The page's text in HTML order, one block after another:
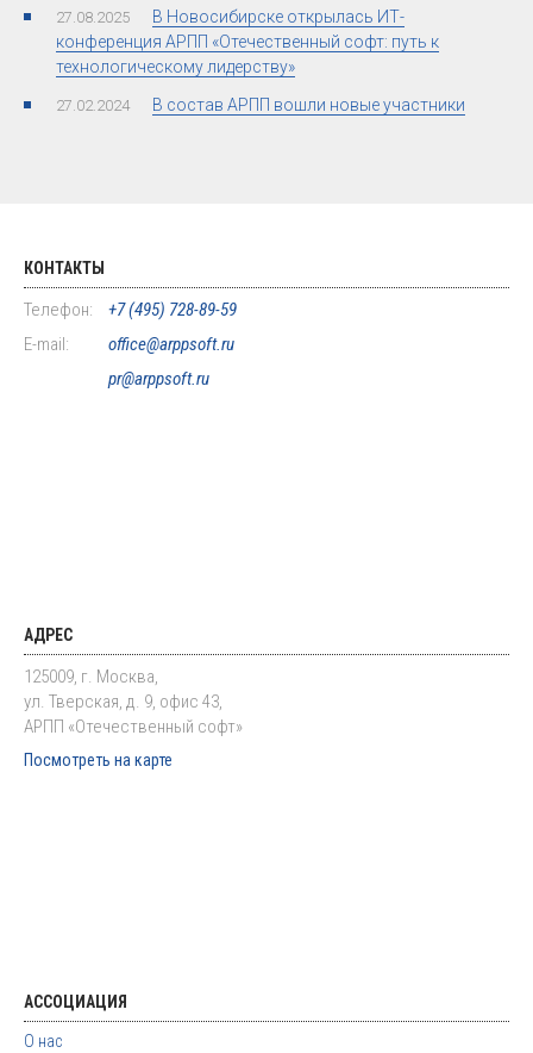
27.08.2025
В Новосибирске открылась ИТ-
конференция АРПП «Отечественный софт: путь к
технологическому лидерству»
27.02.2024 В состав АРПП вошли новые участники
КОНТАКТЫ
Телефон:
+7 (495) 728-89-59
E-mail:
office@arppsoft.ru
pr@arppsoft.ru
АДРЕС
125009, г. Москва,
ул. Тверская, д. 9, офис 43,
АРПП «Отечественный софт»
Посмотреть на карте
АССОЦИАЦИЯ
О нас